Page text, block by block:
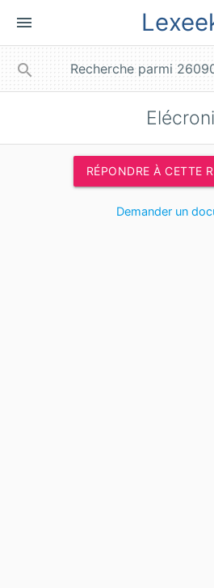
menu
search
Elécroni
RÉPONDRE À CETTE
Demander un